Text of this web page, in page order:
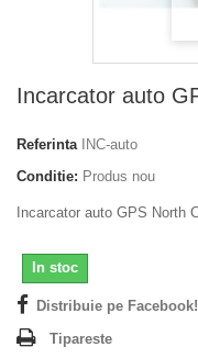
Incarcator auto
Referinta
INC-auto
Conditie: Produs nou
Incarcator auto GPS North
In stoc
Distribuie pe Facebook!
Tipareste